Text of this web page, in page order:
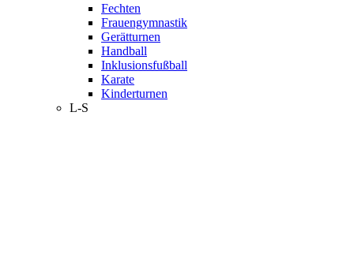
Fechten
Frauengymnastik
Gerätturnen
Handball
Inklusionsfußball
Karate
Kinderturnen
L-S